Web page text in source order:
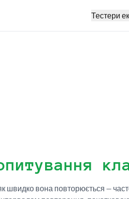
Тестери
швидко вона повторюється —